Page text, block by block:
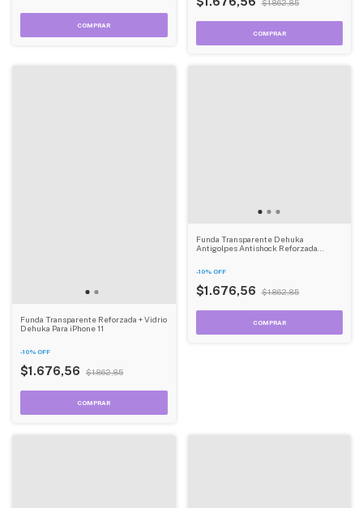
$1.862,85
Funda Transparente Reforzada + Vidrio
Dehuka Para iPhone 11
-10% OFF
$1.676,56 $1.862,85
Funda Transparente Dehuka
Antigolpes Antishock Reforzada
-10% OFF
$1.676,56 $1.862,85